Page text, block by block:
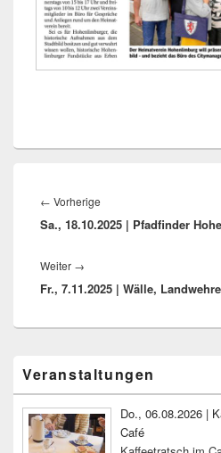
← Vorherige
Beitrag:
Sa., 18.10.2025 | Pfadfinder
Weiter →
Beitrag:
Fr., 7.11.2025 | Wälle,
Seitenleisten-
Widgetbereich
Veranstaltungen
Do., 06.08.2026 |
Café